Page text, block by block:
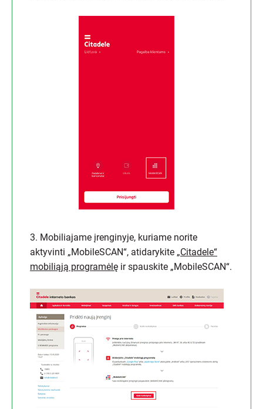
3. Mobiliajame įrenginyje, kuriame norite
aktyvinti „MobileSCAN“, atidarykite „Citadele“
mobiliąją programėlę ir spauskite „MobileSCAN“.